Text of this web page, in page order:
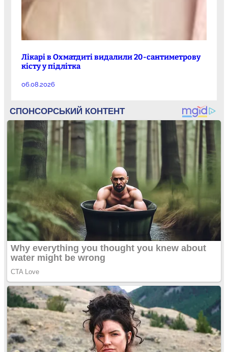
Лікарі в Охматдиті видалили 20-сантиметрову
кісту у підлітка
06.08.2026